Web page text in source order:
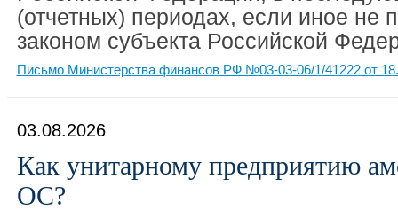
(отчетных) периодах, если иное не
законом субъекта Российской
Письмо Министерства финансов РФ №03-03-06/1/41222 от
03.08.2026
Как унитарному предприятию
ОС?